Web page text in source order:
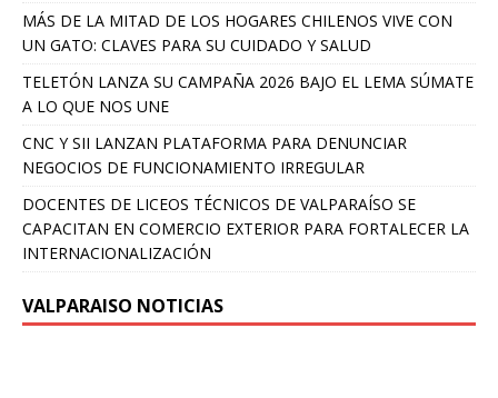
MÁS DE LA MITAD DE LOS HOGARES CHILENOS VIVE CON
UN GATO: CLAVES PARA SU CUIDADO Y SALUD
TELETÓN LANZA SU CAMPAÑA 2026 BAJO EL LEMA SÚMATE
A LO QUE NOS UNE
CNC Y SII LANZAN PLATAFORMA PARA DENUNCIAR
NEGOCIOS DE FUNCIONAMIENTO IRREGULAR
DOCENTES DE LICEOS TÉCNICOS DE VALPARAÍSO SE
CAPACITAN EN COMERCIO EXTERIOR PARA FORTALECER LA
INTERNACIONALIZACIÓN
VALPARAISO NOTICIAS